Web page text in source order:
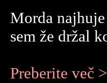
Morda
sem že držal
Preberite več